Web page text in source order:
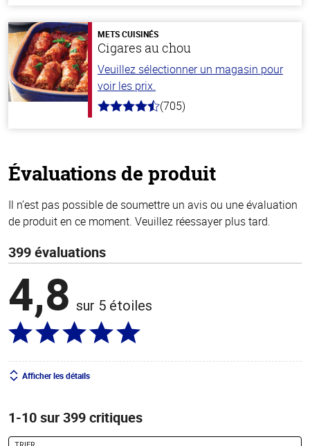
stars
METS CUISINÉS
Cigares au chou
Veuillez sélectionner un magasin pour
voir les prix.
4.6
(705)
Évaluations de produit
Il n’est pas possible de soumettre un avis ou une évaluation
de produit en ce moment. Veuillez réessayer plus tard.
399 évaluations
4,8 sur 5 étoiles
Afficher les détails
1-10 sur 399 critiques